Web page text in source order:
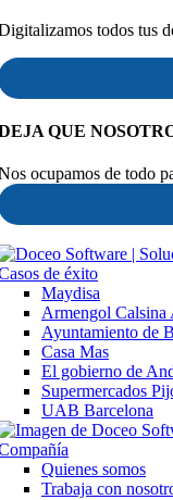
todos tus
QUE
ocupamos de todo
de éxito
Maydisa
Armengol Calsina
Ayuntamiento de
Casa Mas
El gobierno de
Supermercados
UAB Barcelona
Quienes somos
Trabaja con